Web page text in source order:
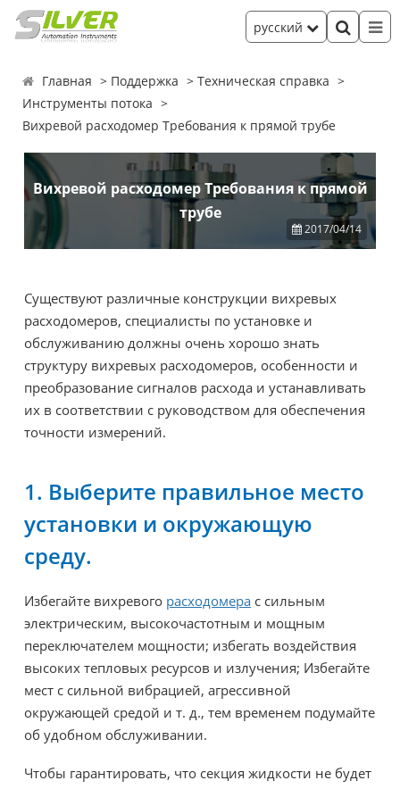
русский
Главная Поддержка
Техническая справка
Инструменты потока
Вихревой расходомер Требования к прямой трубе
Вихревой расходомер Требования к прямой
трубе
2017/04/14
Существуют различные конструкции вихревых
расходомеров, специалисты по установке и
обслуживанию должны очень хорошо знать
структуру вихревых расходомеров, особенности и
преобразование сигналов расхода и устанавливать
их в соответствии с руководством для обеспечения
точности измерений.
1. Выберите правильное место
установки и окружающую
среду.
Избегайте вихревого расходомера с сильным
электрическим, высокочастотным и мощным
переключателем мощности; избегать воздействия
высоких тепловых ресурсов и излучения; Избегайте
мест с сильной вибрацией, агрессивной
окружающей средой и т. д., тем временем подумайте
об удобном обслуживании.
Чтобы гарантировать, что секция жидкости не будет